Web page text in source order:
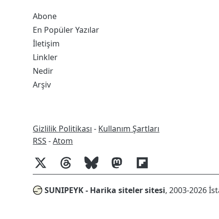
Abone
En Popüler Yazılar
İletişim
Linkler
Nedir
Arşiv
Gizlilik Politikası - Kullanım Şartları
RSS
RSS -Atom
SUNIPEYK - Harika siteler sitesi, 2003-2026